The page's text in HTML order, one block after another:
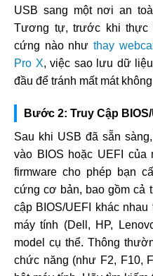
USB sang một nơi an
Tương tự, trước khi thực
cứng nào nhưthay
Pro X, việc sao lưu dữ
đầu để tránh mất mát
Bước 2: Truy Cập BIOS/
Sau khi USB đã sẵn
vào BIOS hoặc UEFI
firmware cho phép bạn
cứng cơ bản, bao gồm cả
cập BIOS/UEFI khác
máy tính (Dell, HP,
model cụ thể. Thông
chức năng (như F2, F10,